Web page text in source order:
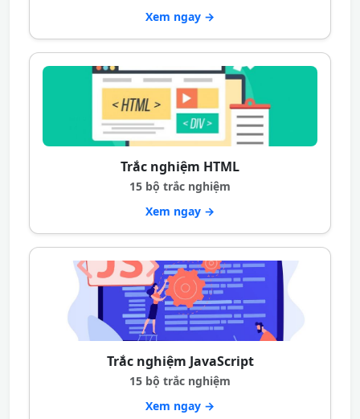
Xem ngay →
Trắc nghiệm HTML
15 bộ trắc nghiệm
Xem ngay →
Trắc nghiệm JavaScript
15 bộ trắc nghiệm
Xem ngay →